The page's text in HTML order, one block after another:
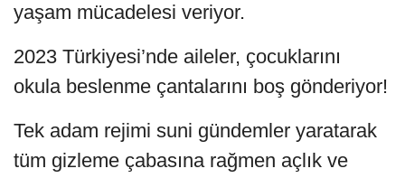
yaşam mücadelesi veriyor.
2023 Türkiyesi’nde aileler, çocuklarını
okula beslenme çantalarını boş gönderiyor!
Tek adam rejimi suni gündemler yaratarak
tüm gizleme çabasına rağmen açlık ve